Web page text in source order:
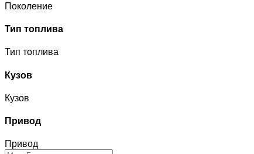
Поколение
Тип топлива
Тип топлива
Кузов
Кузов
Привод
Привод